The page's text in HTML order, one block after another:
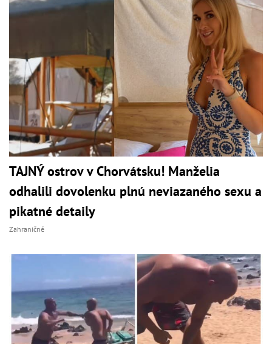
TAJNÝ ostrov v Chorvátsku! Manželia
odhalili dovolenku plnú neviazaného sexu a
pikatné detaily
Zahraničné